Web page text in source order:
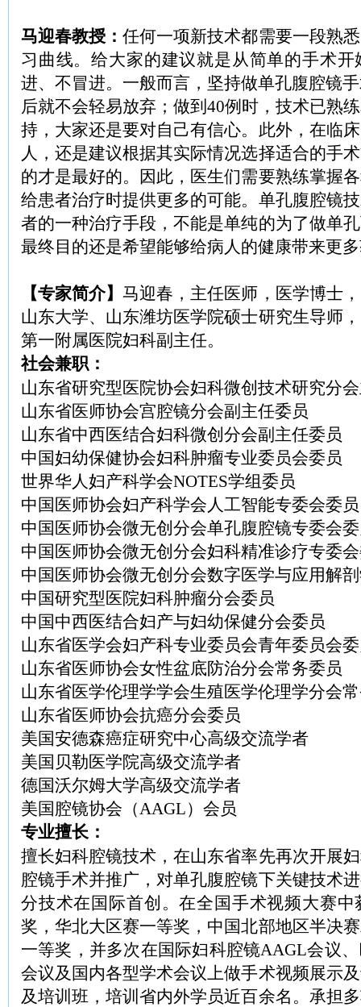
马迎春教授：任何一项新技术都需要一段熟
习曲线。给大家的建议就是从简单的手术
进、不冒进。一般而言，坚持做单孔腹腔镜
后就不会轻易放弃；做到40例时，技术已熟
持，大家还是要对自己有信心。此外，在临
人，还是建议根据其实际情况选择适合的手
的才是最好的。因此，医生们需要熟练掌握
给患者治疗时提供更多的可能。单孔腹腔镜
者的一种治疗手段，不能是单纯的为了做单
最终目的还是希望能够给病人的健康带来更
【专家简介】 马迎春，主任医师，医学博士
山东大学、山东潍坊医学院硕士研究生导师
第一附属医院妇科副主任。
社会兼职：
山东省研究型医院协会妇科微创技术研究分
山东省医师协会宫腔镜分会副主任委员
山东省中西医结合妇科微创分会副主任委员
中国妇幼保健协会妇科肿瘤专业委员会委员
世界华人妇产科学会NOTES学组委员
中国医师协会妇产科学会人工智能专委会委员
中国医师协会微无创分会单孔腹腔镜专委会
中国医师协会微无创分会妇科精准诊疗专委
中国医师协会微无创分会数字医学与应用解
中国研究型医院妇科肿瘤分会委员
中国中西医结合妇产与妇幼保健分会委员
山东省医学会妇产科专业委员会青年委员会
山东省医师协会女性盆底防治分会常务委员
山东省医学伦理学学会生殖医学伦理学分会
山东省医师协会抗癌分会委员
美国安德森癌症研究中心高级交流学者
美国贝勒医学院高级交流学者
德国沃尔姆大学高级交流学者
美国腔镜协会（AAGL）会员
专业擅长：
擅长妇科腔镜技术，在山东省率先再次开展
腔镜手术并推广，对单孔腹腔镜下关键技术
分技术在国际首创。在全国手术视频大赛
奖，华北大区赛一等奖，中国北部地区半决
一等奖，并多次在国际妇科腔镜AAGL会议
会议及国内各型学术会议上做手术视频展示
及培训班，培训省内外学员近百余名。承担